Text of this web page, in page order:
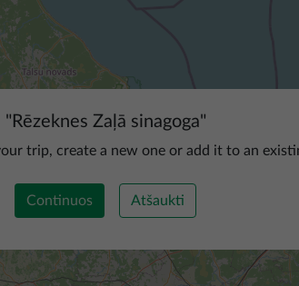
" Rēzeknes Zaļā sinagoga"
trip, create a new one or add it to an
Continuos Atšaukti